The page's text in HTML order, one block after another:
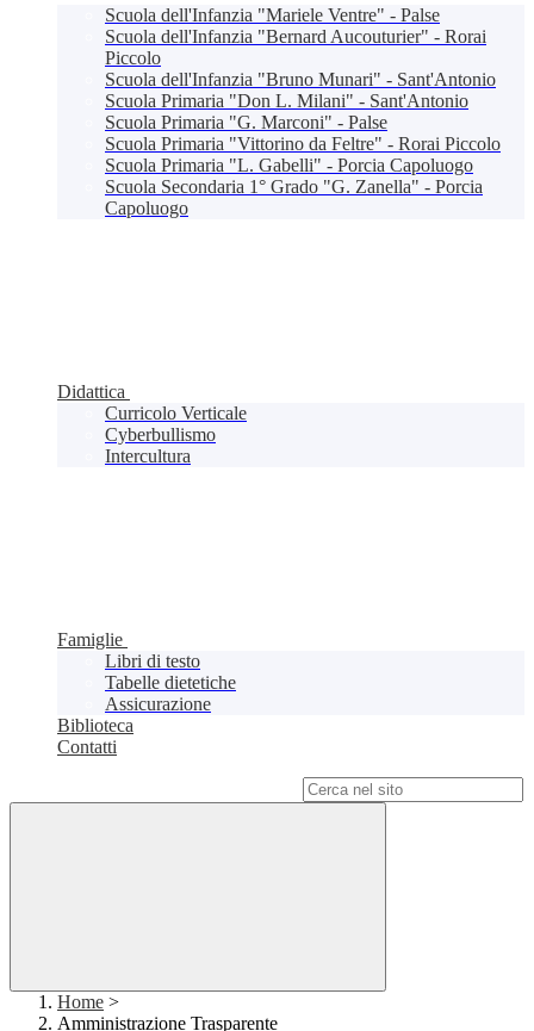
Scuola dell'Infanzia "Mariele Ventre" - Palse
Scuola dell'Infanzia "Bernard Aucouturier" - Rorai
Piccolo
Scuola dell'Infanzia "Bruno Munari" - Sant'Antonio
Scuola Primaria "Don L. Milani" - Sant'Antonio
Scuola Primaria "G. Marconi" - Palse
Scuola Primaria "Vittorino da Feltre" - Rorai Piccolo
Scuola Primaria "L. Gabelli" - Porcia Capoluogo
Scuola Secondaria 1° Grado "G. Zanella" - Porcia
Capoluogo
Didattica
Curricolo Verticale
Cyberbullismo
Intercultura
Famiglie
Libri di testo
Tabelle dietetiche
Assicurazione
Biblioteca
Contatti
Home >
Amministrazione Trasparente